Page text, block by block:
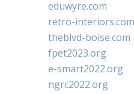
eduwyre.com
retro-interiors.com
theblvd-boise.com
fpet2023.org
e-smart2022.org
ngrc2022.org